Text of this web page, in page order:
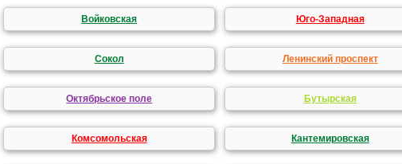
Войковская Юго-Западная
Сокол Ленинский проспект
Октябрьское поле Бутырская
Комсомольская Кантемировская